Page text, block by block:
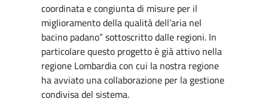
coordinata e congiunta di misure per il
miglioramento della qualità dell’aria nel
bacino padano” sottoscritto dalle regioni. In
particolare questo progetto è già attivo nella
regione Lombardia con cui la nostra regione
ha avviato una collaborazione per la gestione
condivisa del sistema.